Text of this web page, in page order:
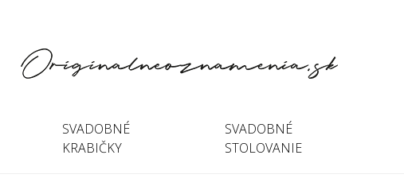
SVADOBNÉ
KRABIČKY
SVADOBNÉ
STOLOVANIE